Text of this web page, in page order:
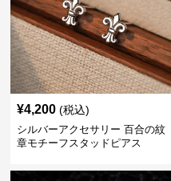
¥4,200 (税込)
シルバーアクセサリー 百合の紋
章モチーフスタッドピアス